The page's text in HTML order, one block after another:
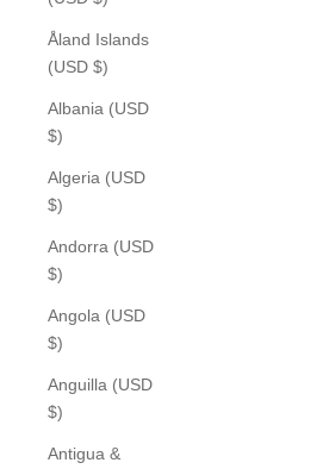
Åland Islands
(USD $)
Albania (USD
$)
Algeria (USD
$)
Andorra (USD
$)
Angola (USD
$)
Anguilla (USD
$)
Antigua &